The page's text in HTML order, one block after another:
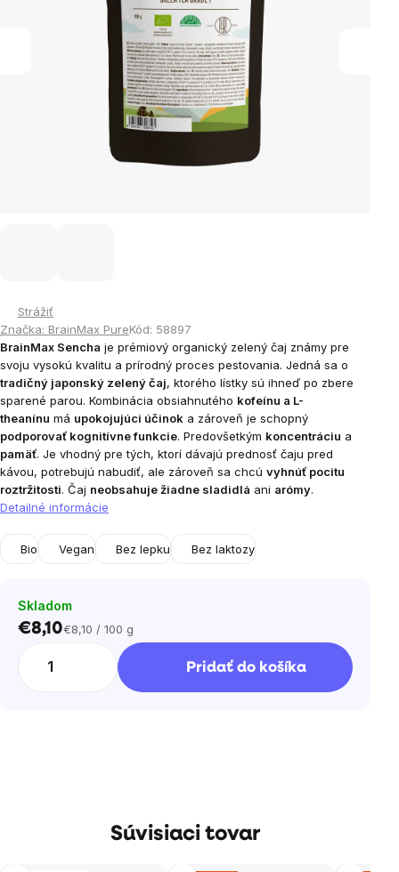
Strážiť
Značka: BrainMax PureKód: 58897
BrainMax Sencha je prémiový organický zelený čaj známy pre
svoju vysokú kvalitu a prírodný proces pestovania. Jedná sa o
tradičný japonský zelený čaj, ktorého lístky sú ihneď po zbere
sparené parou. Kombinácia obsiahnutého kofeínu a L-
theanínu má upokojujúci účinok a zároveň je schopný
podporovať kognitívne funkcie. Predovšetkým koncentráciu a
pamäť. Je vhodný pre tých, ktorí dávajú prednosť čaju pred
kávou, potrebujú nabudiť, ale zároveň sa chcú vyhnúť pocitu
roztržitosti. Čaj neobsahuje žiadne sladidlá ani arómy.
Detailné informácie
Bio Vegan Bez lepku Bez laktozy
Skladom
€8,10Jednotková
€8,10 / 100 g
Pridať do košíka
Súvisiaci tovar